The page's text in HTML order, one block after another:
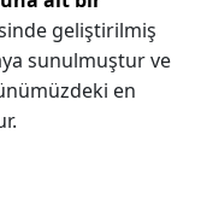
geliştirilmiş
sunulmuştur ve
en